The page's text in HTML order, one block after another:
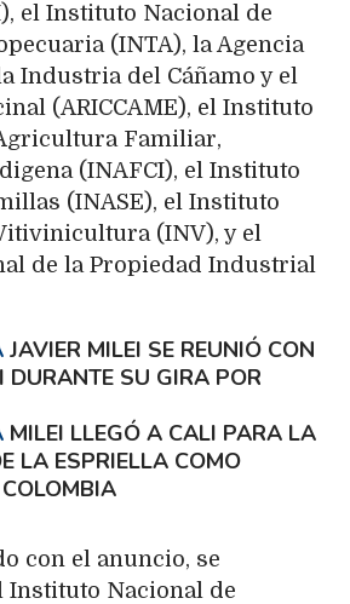
el Instituto Nacional de
(INTA), la Agencia
Industria del Cáñamo y el
(ARICCAME), el Instituto
Familiar,
(INAFCI), el Instituto
(INASE), el Instituto
(INV), y el
de la Propiedad Industrial
JAVIER MILEI SE REUNIÓ CON
DURANTE SU GIRA POR
MILEI LLEGÓ A CALI PARA LA
LA ESPRIELLA COMO
con el anuncio, se
Nacional de